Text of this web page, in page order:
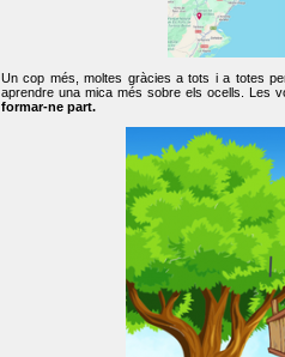
Un cop més, moltes gràcies a tots i a totes
aprendre una mica més sobre els ocells. Les
formar-ne part.